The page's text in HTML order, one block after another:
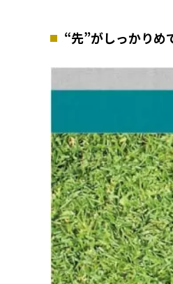
“先”がしっかりめ